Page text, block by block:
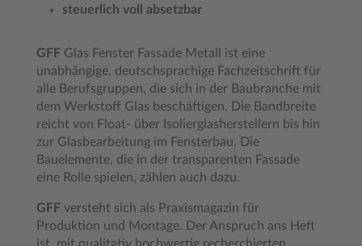
steuerlich voll absetzbar
GFF Glas Fenster Fassade Metall ist eine
unabhängige, deutschsprachige Fachzeitschrift für
alle Berufsgruppen, die sich in der Baubranche mit
dem Werkstoff Glas beschäftigen. Die Bandbreite
reicht von Float- über Isolierglasherstellern bis hin
zur Glasbearbeitung im Fensterbau. Die
Bauelemente, die in der transparenten Fassade
eine Rolle spielen, zählen auch dazu.
GFF versteht sich als Praxismagazin für
Produktion und Montage. Der Anspruch ans Heft